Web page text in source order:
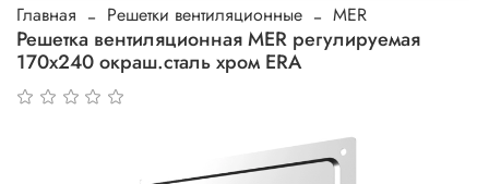
Главная Решетки вентиляционные MER
Решетка вентиляционная MER регулируемая
170х240 окраш.сталь хром ERA